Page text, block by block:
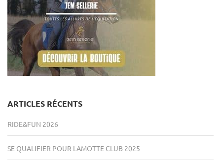
ARTICLES RÉCENTS
RIDE&FUN 2026
SE QUALIFIER POUR LAMOTTE CLUB 2025